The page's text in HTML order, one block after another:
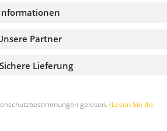
Sichere Lieferung
Partner
gelesen. (Lesen Sie die